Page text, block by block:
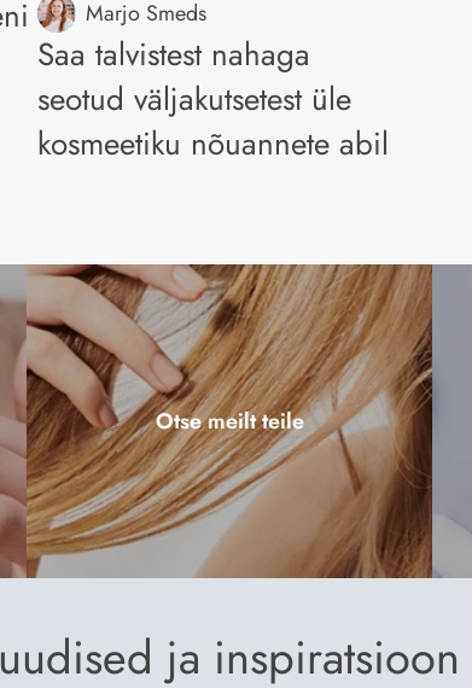
Marjo Smeds
Saa talvistest nahaga
seotud väljakutsetest üle
kosmeetiku nõuannete abil
Otse meilt teile
ja inspiratsioon